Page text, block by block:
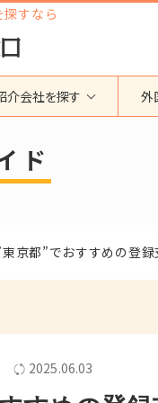
すなら
介会社を探す
国籍から検索する
ベトナム
ミャンマー
カンボジア
タイ
ネパール
外
外
業
教
ド
東京都”でおすすめの登
2025.06.03